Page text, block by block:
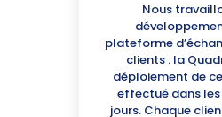
Nous
plateforme
clients : la
déploiement de
effectué dans
jours. Chaque